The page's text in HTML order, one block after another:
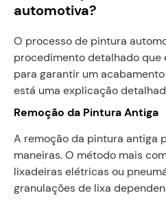
automotiva?
O processo de pintura
procedimento detalhado que
para garantir um
está uma explicação
Remoção da Pintura Antiga
A remoção da pintura antiga
maneiras. O método mais
lixadeiras elétricas ou
granulações de lixa